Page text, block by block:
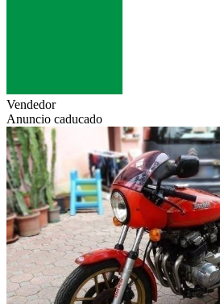
Vendedor
Anuncio caducado